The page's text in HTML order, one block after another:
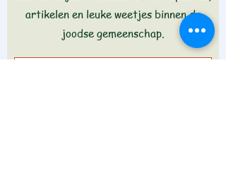
artikelen en leuke weetjes binnen de
joodse gemeenschap.